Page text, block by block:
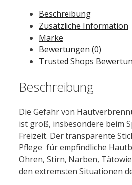
transparenter
Stick
LSF
50+
Menge
Beschreibung
Zusätzliche Information
Marke
Bewertungen (0)
Trusted Shops
Beschreibung
Die Gefahr von
ist groß, insbesondere beim
Freizeit. Der transparente
Pflege für empfindliche
Ohren, Stirn, Narben,
den extremsten Situationen